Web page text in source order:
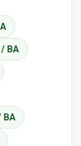
BA
BA